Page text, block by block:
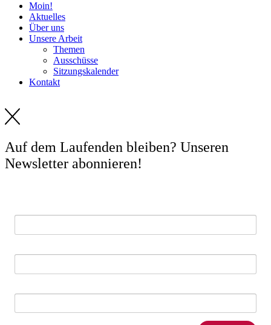
Moin!
Aktuelles
Über uns
Unsere Arbeit
Themen
Ausschüsse
Sitzungskalender
Kontakt
Auf dem Laufenden bleiben? Unseren
Newsletter abonnieren!